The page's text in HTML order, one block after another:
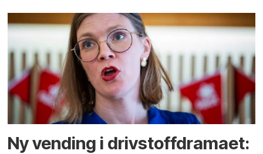
Ny vending i drivstoffdramaet: